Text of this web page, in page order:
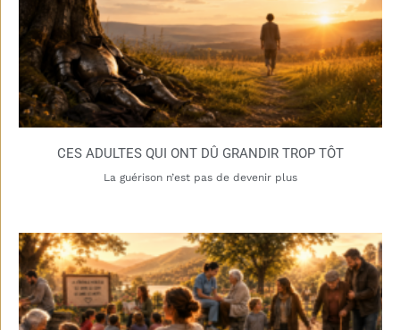
CES ADULTES QUI ONT DÛ GRANDIR TROP TÔT
La guérison n’est pas de devenir plus